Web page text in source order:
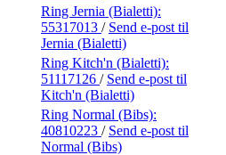
Ring Jernia (Bialetti):
55317013 / Send e-post til
Jernia (Bialetti)
Ring Kitch'n (Bialetti):
51117126 / Send e-post til
Kitch'n (Bialetti)
Ring Normal (Bibs):
40810223 / Send e-post til
Normal (Bibs)